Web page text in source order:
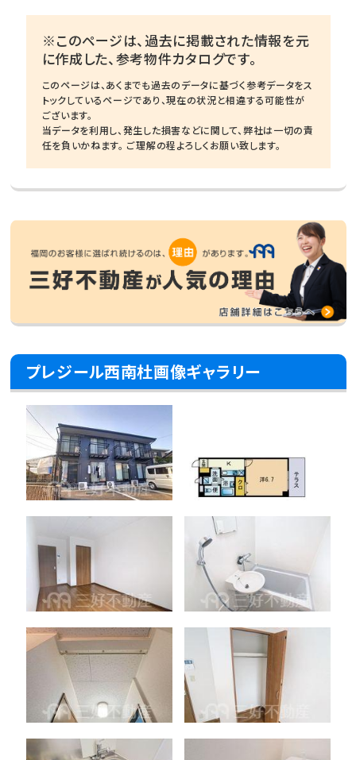
※このページは、過去に掲載された情報を元
に作成した、参考物件カタログです。
このページは、あくまでも過去のデータに基づく参考データをス
トックしているページであり、現在の状況と相違する可能性が
ございます。
当データを利用し、発生した損害などに関して、弊社は一切の責
任を負いかねます。 ご理解の程よろしくお願い致します。
プレジール西南杜画像ギャラリー